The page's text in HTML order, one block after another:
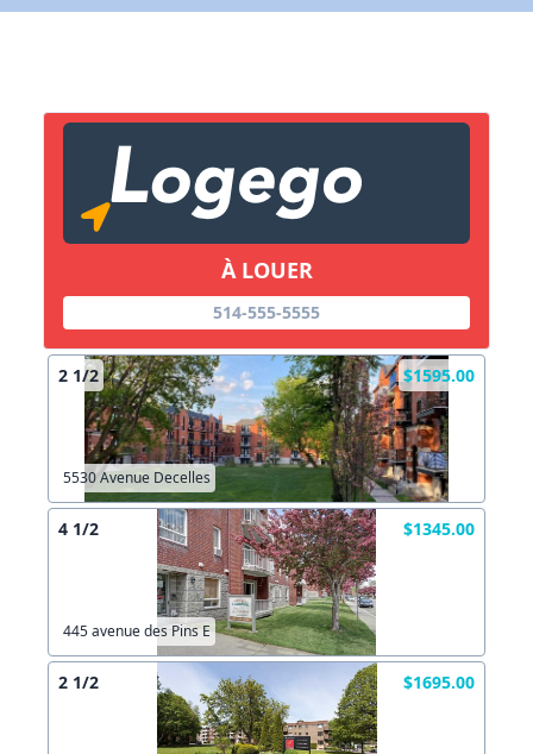
À LOUER
514-555-5555
2 1/2 $1595.00
5530 Avenue Decelles
4 1/2 $1345.00
445 avenue des Pins E
2 1/2 $1695.00
Lien vers inscription (sera inclus dans courriel)
Copier lien
X Fermer Envoyez